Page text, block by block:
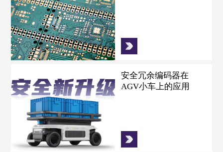
安全冗余编码器在
AGV小车上的应用